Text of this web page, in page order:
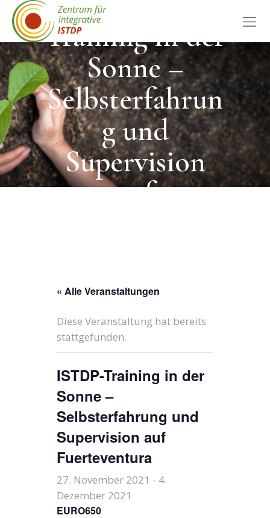
Training in der
Sonne –
Selbsterfahrun
g und
Supervision
auf
« Alle Veranstaltungen
Diese Veranstaltung hat bereits
stattgefunden.
ISTDP-Training in der
Sonne –
Selbsterfahrung und
Supervision auf
Fuerteventura
27. November 2021 - 4.
Dezember 2021
EURO650